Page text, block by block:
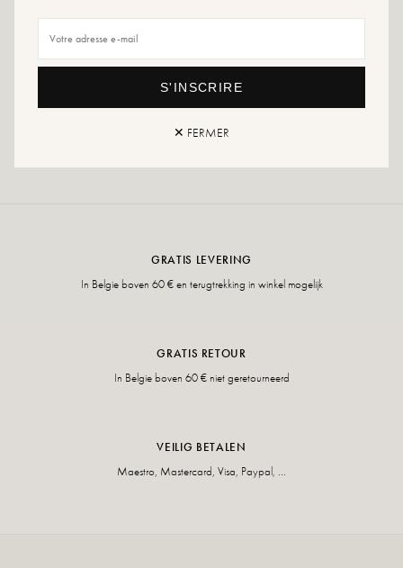
Roestvrij staal
Perfect voor de zomer en festivals!
GRATIS LEVERING
In Belgie boven 60 € en terugtrekking in winkel mogelijk
GRATIS RETOUR
In Belgie boven 60 € niet geretourneerd
VEILIG BETALEN
Maestro, Mastercard, Visa, Paypal, ...
S'INSCRIRE
✕ FERMER